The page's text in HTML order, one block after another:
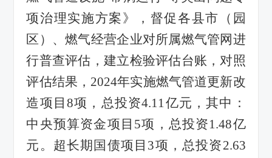
项治理实施方案》，督促各县市（园
区）、燃气经营企业对所属燃气管网进
行普查评估，建立检验评估台账，对照
评估结果， 2024年实施燃气管道更新改
造项目8项，总投资4.11亿元，其中：
中央预算资金项目 5项，总投资1.48亿
元。超长期国债项目 3项，总投资2.63